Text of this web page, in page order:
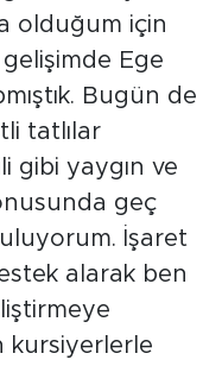
olduğum için
Ege
Bugün de
tatlılar
gibi yaygın ve
geç
İşaret
alarak ben
kursiyerlerle